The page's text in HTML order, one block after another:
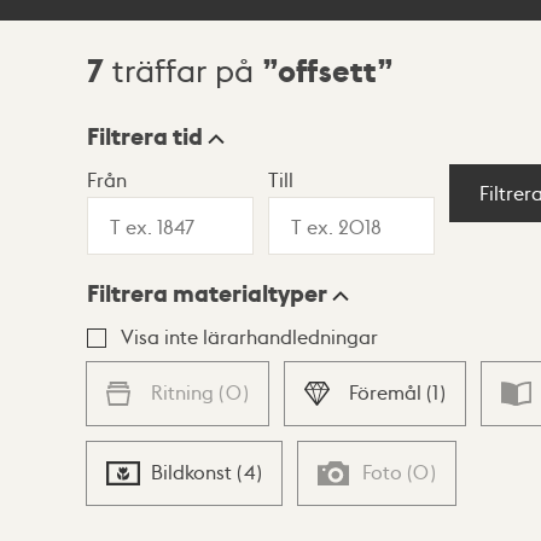
Sökresultat
7 träffar på offsett
Visningsläge
Lista Karta
Filtrera tid
Från Till
Filtrera materialtyper
Visa inte lärarhandledningar
Ritning (0) Föremål (1)
Bildkonst (4) Foto (0)